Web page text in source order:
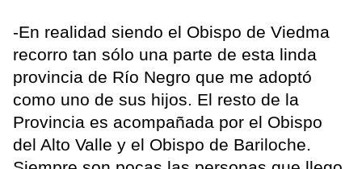
-En realidad siendo el Obispo de Viedma
recorro tan sólo una parte de esta linda
provincia de Río Negro que me adoptó
como uno de sus hijos. El resto de la
Provincia es acompañada por el Obispo
del Alto Valle y el Obispo de Bariloche.